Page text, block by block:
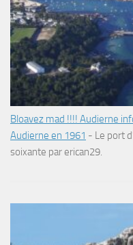
Bloavez mad !!!! Audierne
Audierne en 1961 - Le port
soixante par erican29.